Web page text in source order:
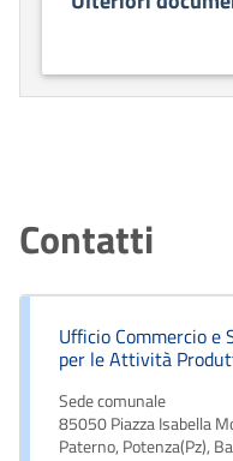
Contatti
Ufficio Commercio e
per le Attività
Sede comunale
85050 Piazza Isabella
Paterno, Potenza(Pz),